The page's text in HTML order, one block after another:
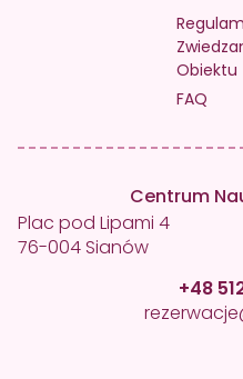
Obiektu
FAQ
Centrum
Plac pod Lipami 4
76-004 Sianów
+48